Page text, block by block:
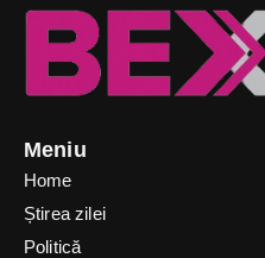
Meniu
Home
Știrea zilei
Politică